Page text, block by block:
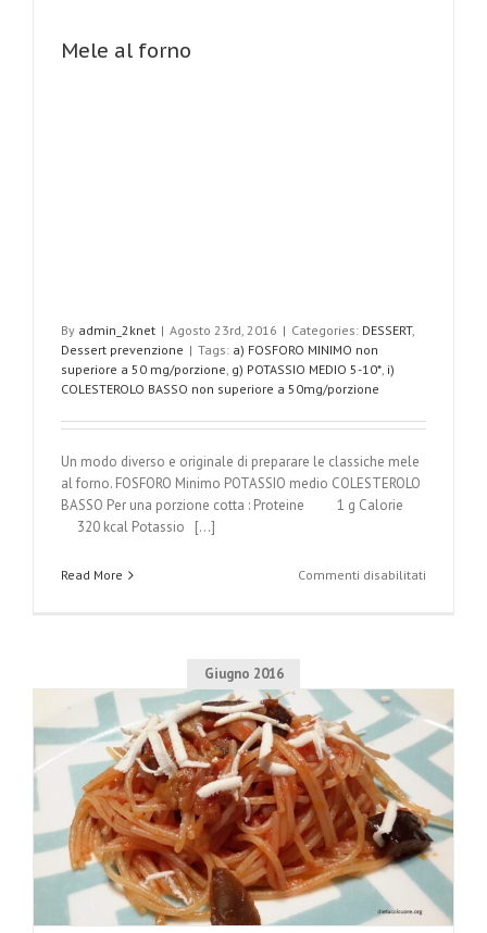
Mele al forno
By admin_2knet | Agosto 23rd, 2016 | Categories: DESSERT,
Dessert prevenzione | Tags: a) FOSFORO MINIMO non
superiore a 50 mg/porzione, g) POTASSIO MEDIO 5-10*, i)
COLESTEROLO BASSO non superiore a 50mg/porzione
Un modo diverso e originale di preparare le classiche mele
al forno. FOSFORO Minimo POTASSIO medio COLESTEROLO
BASSO Per una porzione cotta : Proteine 1 g Calorie
320 kcal Potassio [...]
Read More Commenti disabilitati
Giugno 2016